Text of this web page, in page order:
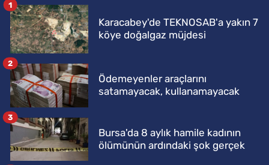
Karacabey'de TEKNOSAB'a yakın 7
köye doğalgaz müjdesi
1
Ödemeyenler araçlarını
satamayacak, kullanamayacak
2
Bursa'da 8 aylık hamile kadının
ölümünün ardındaki şok gerçek
3